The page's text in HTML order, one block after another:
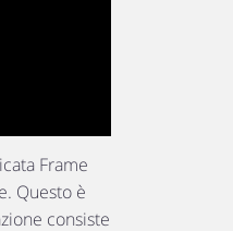
Frame
Questo è
consiste